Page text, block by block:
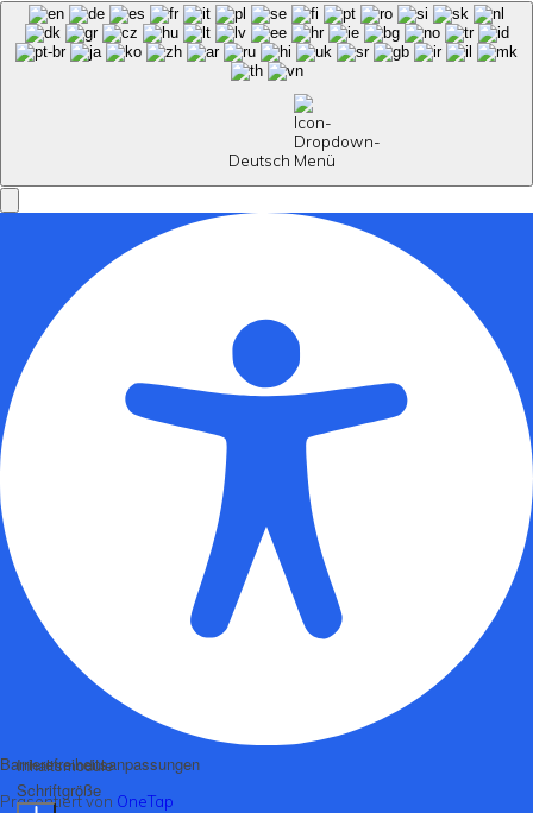
Deutsch
Barrierefreiheitsanpassungen
Präsentiert von OneTap
Inhaltsmodule
Schriftgröße